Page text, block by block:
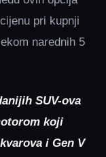
pri kupnji
narednih 5
SUV-ova
koji
i Gen V